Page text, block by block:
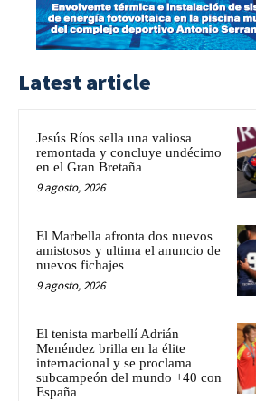
Latest article
Jesús Ríos sella una valiosa
remontada y concluye undécimo
en el Gran Bretaña
9 agosto, 2026
El Marbella afronta dos nuevos
amistosos y ultima el anuncio de
nuevos fichajes
9 agosto, 2026
El tenista marbellí Adrián
Menéndez brilla en la élite
internacional y se proclama
subcampeón del mundo +40 con
España